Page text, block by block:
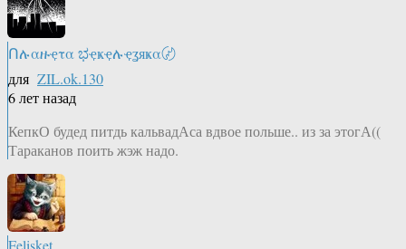
Ոሉαዙҿτα ಭҿҝҿሉҿʓяҝα〄
для ZIL.ok.130
6 лет назад
КепкО будед питдь кальвадАса вдвое польше.. из за этогА((
Тараканов поить жэж надо.